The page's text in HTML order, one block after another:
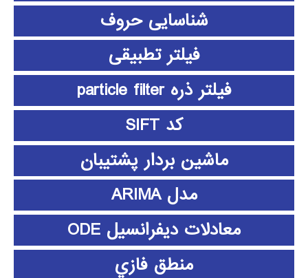
شناسایی حروف
فیلتر تطبیقی
فیلتر ذره particle filter
کد SIFT
ماشین بردار پشتیبان
مدل ARIMA
معادلات دیفرانسیل ODE
منطق فازي